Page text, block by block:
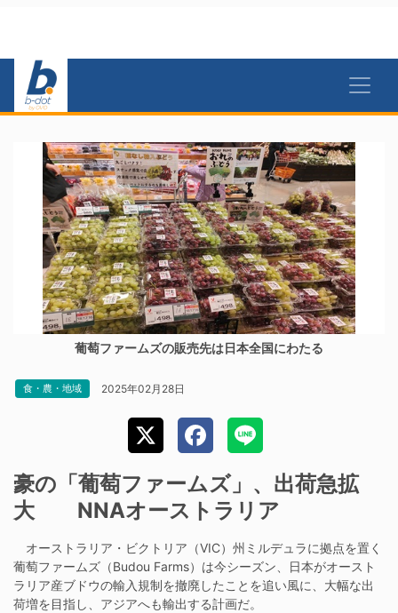
葡萄ファームズの販売先は日本全国にわたる
食・農・地域 2025年02月28日
豪の「葡萄ファームズ」、出荷急拡
大 NNAオーストラリア
オーストラリア・ビクトリア（VIC）州ミルデュラに拠点を置く
葡萄ファームズ（Budou Farms）は今シーズン、日本がオースト
ラリア産ブドウの輸入規制を撤廃したことを追い風に、大幅な出
荷増を目指し、アジアへも輸出する計画だ。